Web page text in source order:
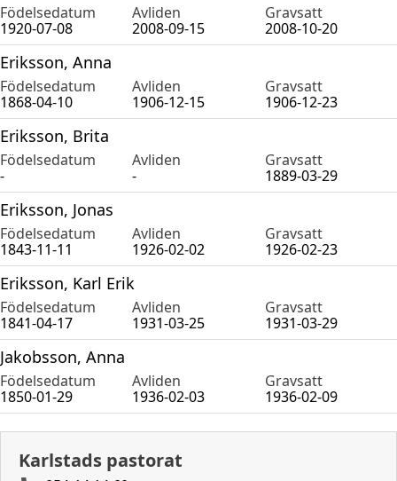
Födelsedatum Avliden
Gravsatt
1920-07-08
2008-09-15 2008-10-20
Eriksson, Anna
Födelsedatum Avliden
Gravsatt
1868-04-10
1906-12-15 1906-12-23
Eriksson, Brita
Födelsedatum Avliden
Gravsatt
-
- 1889-03-29
Eriksson, Jonas
Födelsedatum Avliden
Gravsatt
1843-11-11
1926-02-02 1926-02-23
Eriksson, Karl Erik
Födelsedatum Avliden
Gravsatt
1841-04-17
1931-03-25 1931-03-29
Jakobsson, Anna
Födelsedatum Avliden
Gravsatt
1850-01-29
1936-02-03 1936-02-09
Karlstads pastorat